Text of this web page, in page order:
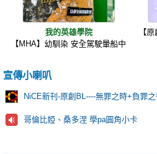
我的英雄學院
【MHA】幼馴染 安全駕駛暈船中
【
宣傳小喇叭
NiCE新刊-原創BL----無罪之時+負罪
哥倫比婭、桑多涅 學pa圓角小卡